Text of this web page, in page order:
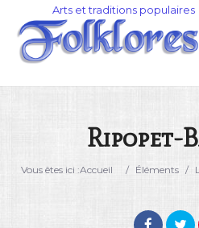
Catégorie
Ripopet-
Vous êtes ici :Accueil / Éléments /